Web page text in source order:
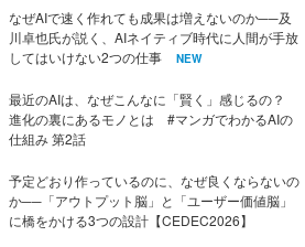
なぜAIで速く作れても成果は増えないのか──及
川卓也氏が説く、AIネイティブ時代に人間が手放
してはいけない2つの仕事
NEW
最近のAIは、なぜこんなに「賢く」感じるの？
進化の裏にあるモノとは #マンガでわかるAIの
仕組み 第2話
予定どおり作っているのに、なぜ良くならないの
か──「アウトプット脳」と「ユーザー価値脳」
に橋をかける3つの設計【CEDEC2026】